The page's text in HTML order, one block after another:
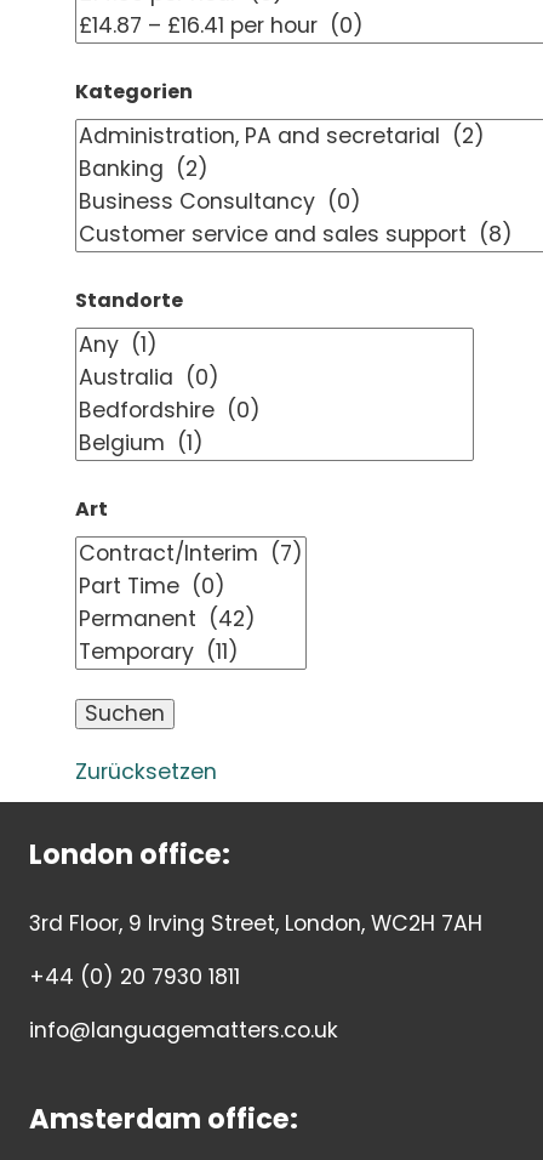
Kategorien
Standorte
Art
Zurücksetzen
London office:
3rd Floor, 9 Irving Street, London, WC2H 7AH
+44 (0) 20 7930 1811
info@languagematters.co.uk
Amsterdam office: